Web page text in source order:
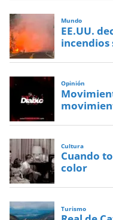
Mundo
EE.UU.
incendios
Opinión
Cultura
Cuando
color
Turismo